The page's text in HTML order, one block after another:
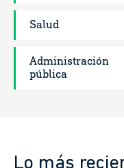
Salud
Administración
pública
Lo más